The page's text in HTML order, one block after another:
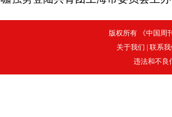
版权所有 《中国周
关于我们
联系
违法和不良